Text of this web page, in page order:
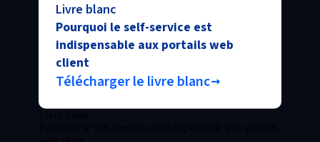
Livre blanc
Pourquoi le self-service est
indispensable aux portails web
client
Télécharger le livre blanc